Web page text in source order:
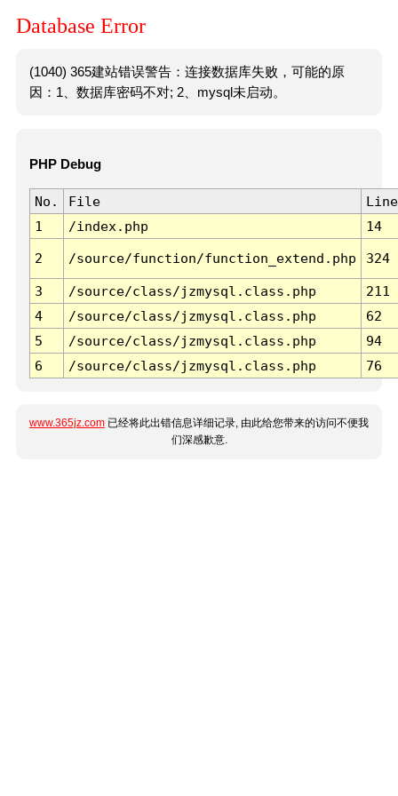
Database Error
(1040) 365建站错误警告：连接数据库失败，可能的原
因：1、数据库密码不对; 2、mysql未启动。
PHP Debug
No. File
Line
1
/index.php 14
2 /source/function/function_extend.php 324
3 /source/class/jzmysql.class.php
211
4
/source/class/jzmysql.class.php
62
5
/source/class/jzmysql.class.php
94
6
/source/class/jzmysql.class.php 76
www.365jz.com 已经将此出错信息详细记录, 由此给您带来的访问不便我
们深感歉意.